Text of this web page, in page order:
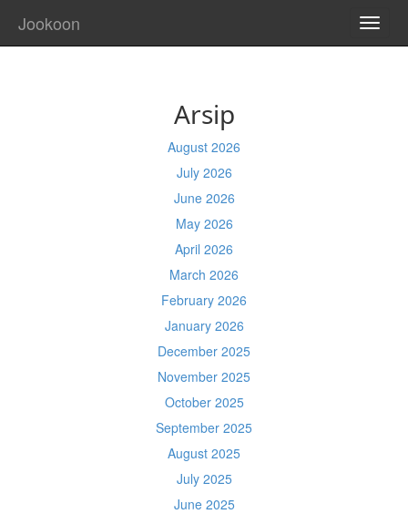
Jookoon
Arsip
August 2026
July 2026
June 2026
May 2026
April 2026
March 2026
February 2026
January 2026
December 2025
November 2025
October 2025
September 2025
August 2025
July 2025
June 2025